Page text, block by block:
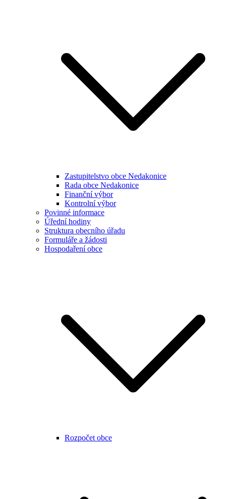
Zastupitelstvo obce Nedakonice
Rada obce Nedakonice
Finanční výbor
Kontrolní výbor
Povinné informace
Úřední hodiny
Struktura obecního úřadu
Formuláře a žádosti
Hospodaření obce
Rozpočet obce